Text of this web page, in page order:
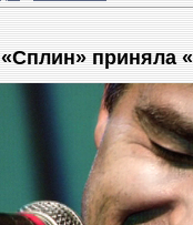
приняла